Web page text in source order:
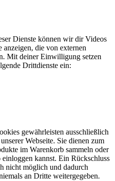
Dienste können wir dir Videos
anzeigen, die von externen
Mit deiner Einwilligung setzen
Drittdienste ein:
gewährleisten ausschließlich
Webseite. Sie dienen zum
im Warenkorb sammeln oder
kannst. Ein Rückschluss
nicht möglich und dadurch
an Dritte weitergegeben.